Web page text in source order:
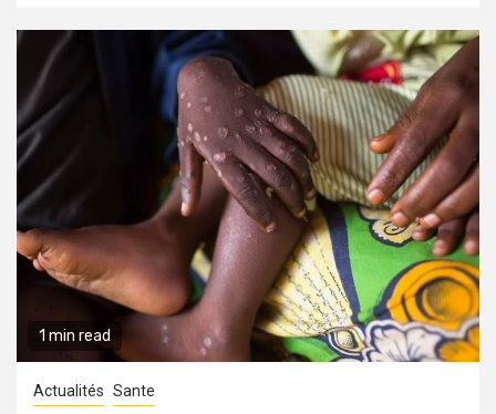
1 min read
Actualités Sante